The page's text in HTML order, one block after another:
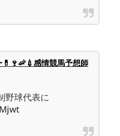
感情競馬予想師
野球代表に